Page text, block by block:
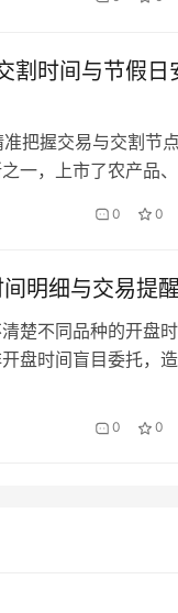
割时间与节假日
把握交易与交割节
一，上市了农产品、
所的各类时间规则
0 0
明细与交易提醒
楚不同品种的开盘时
盘时间盲目委托，造
2026年期货市场整
0 0